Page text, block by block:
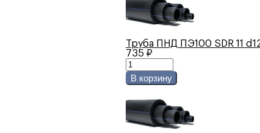
Труба ПНД ПЭ100 SDR 11
735 ₽
В корзину